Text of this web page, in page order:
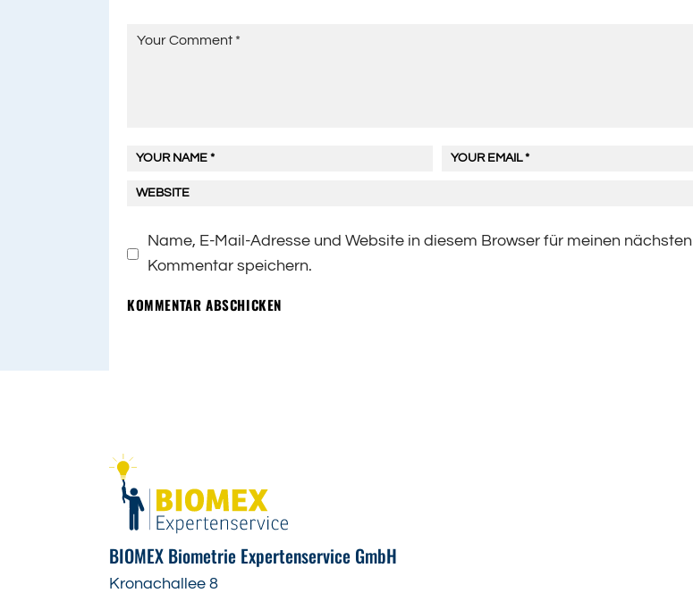
Name, E-Mail-Adresse und Website in diesem Browser für meinen nächsten
Kommentar speichern.
KOMMENTAR ABSCHICKEN
BIOMEX Biometrie Expertenservice GmbH
Kronachallee 8